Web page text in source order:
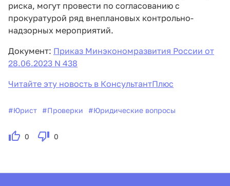
риска, могут провести по согласованию с
прокуратурой ряд внеплановых контрольно-
надзорных мероприятий.
Документ: Приказ Минэкономразвития России от
28.06.2023 N 438
Читайте эту новость в КонсультантПлюс
#Юрист #Проверки #Юридические вопросы
0 0